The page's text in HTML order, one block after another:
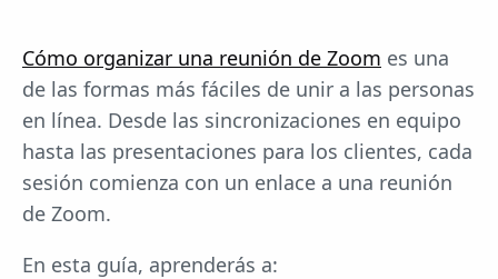
Cómo organizar una reunión de Zoom es una
de las formas más fáciles de unir a las personas
en línea. Desde las sincronizaciones en equipo
hasta las presentaciones para los clientes, cada
sesión comienza con un enlace a una reunión
de Zoom.
En esta guía, aprenderás a: